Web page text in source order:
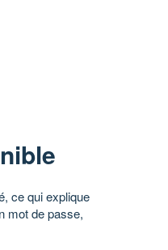
ce qui explique
mot de passe,